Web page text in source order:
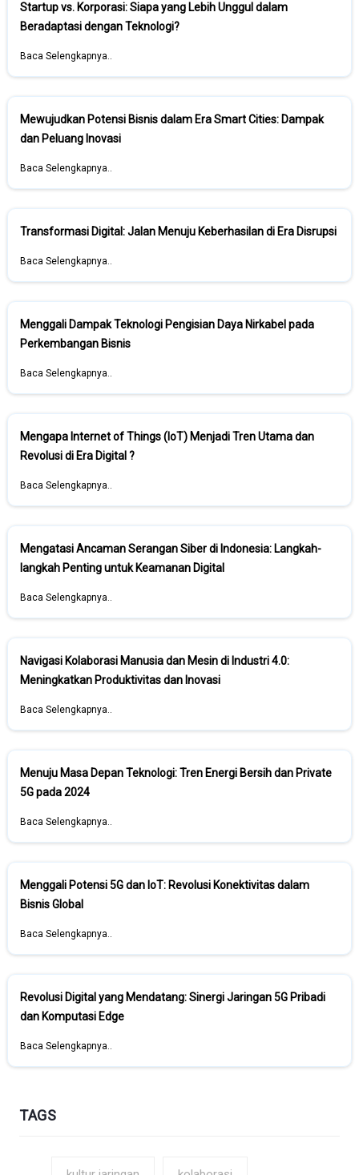
Startup vs. Korporasi: Siapa yang Lebih Unggul dalam
Beradaptasi dengan Teknologi?
Baca Selengkapnya..
Mewujudkan Potensi Bisnis dalam Era Smart Cities: Dampak
dan Peluang Inovasi
Baca Selengkapnya..
Transformasi Digital: Jalan Menuju Keberhasilan di Era Disrupsi
Baca Selengkapnya..
Menggali Dampak Teknologi Pengisian Daya Nirkabel pada
Perkembangan Bisnis
Baca Selengkapnya..
Mengapa Internet of Things (IoT) Menjadi Tren Utama dan
Revolusi di Era Digital ?
Baca Selengkapnya..
Mengatasi Ancaman Serangan Siber di Indonesia: Langkah-
langkah Penting untuk Keamanan Digital
Baca Selengkapnya..
Navigasi Kolaborasi Manusia dan Mesin di Industri 4.0:
Meningkatkan Produktivitas dan Inovasi
Baca Selengkapnya..
Menuju Masa Depan Teknologi: Tren Energi Bersih dan Private
5G pada 2024
Baca Selengkapnya..
Menggali Potensi 5G dan IoT: Revolusi Konektivitas dalam
Bisnis Global
Baca Selengkapnya..
Revolusi Digital yang Mendatang: Sinergi Jaringan 5G Pribadi
dan Komputasi Edge
Baca Selengkapnya..
TAGS